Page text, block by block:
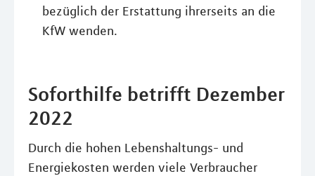
bezüglich der Erstattung ihrerseits an die
KfW wenden.
Soforthilfe betrifft Dezember
2022
Durch die hohen Lebenshaltungs- und
Energiekosten werden viele Verbraucher